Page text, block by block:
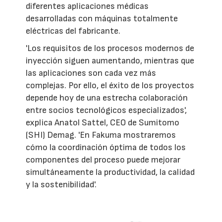
diferentes aplicaciones médicas
desarrolladas con máquinas totalmente
eléctricas del fabricante.
'Los requisitos de los procesos modernos de
inyección siguen aumentando, mientras que
las aplicaciones son cada vez más
complejas. Por ello, el éxito de los proyectos
depende hoy de una estrecha colaboración
entre socios tecnológicos especializados',
explica Anatol Sattel, CEO de Sumitomo
(SHI) Demag. 'En Fakuma mostraremos
cómo la coordinación óptima de todos los
componentes del proceso puede mejorar
simultáneamente la productividad, la calidad
y la sostenibilidad'.